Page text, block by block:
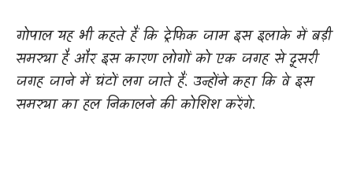
गोपाल यह भी कहते हैं कि ट्रेफिक जाम इस इलाके में बड़ी
समस्या है और इस कारण लोगों को एक जगह से दूसरी
जगह जाने में घंटों लग जाते हैं. उन्होंने कहा कि वे इस
समस्या का हल निकालने की कोशिश करेंगे.